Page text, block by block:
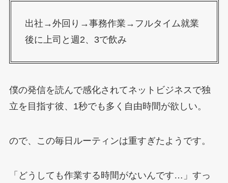
出社→外回り→事務作業→フルタイム就業
後に上司と週2、3で飲み
僕の発信を読んで感化されてネットビジネスで独
立を目指す彼、1秒でも多く自由時間が欲しい。
ので、この毎日ルーティンは重すぎたようです。
「どうしても作業する時間がないんです…」すっ